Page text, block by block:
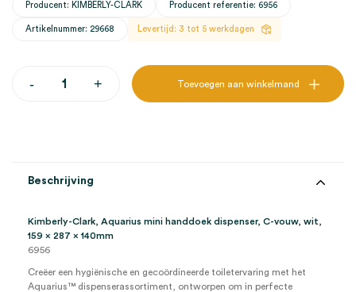
Producent: KIMBERLY-CLARK Producent referentie: 6956
Artikelnummer: 29668 Levertijd: 3 tot 5 werkdagen
-Kimberly-
vouw,
x
287
x
140mm
(1)
aantal
+ Toevoegen aan winkelmand
Beschrijving
Kimberly-Clark, Aquarius mini handdoek dispenser, C-vouw, wit,
159 x 287 x 140mm
6956
Creëer een hygiënische en gecoördineerde toiletervaring met het
Aquarius™ dispenserassortiment, ontworpen om in perfecte